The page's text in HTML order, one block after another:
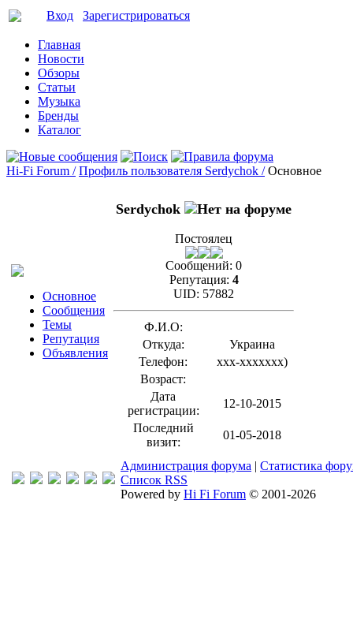
Вход Зарегистрироваться
Главная
Новости
Обзоры
Статьи
Музыка
Бренды
Каталог
Hi-Fi Forum / Профиль пользователя Serdychok / Основное
Основное
Сообщения
Темы
Репутация
Объявления
Serdychok
Постоялец
Сообщений: 0
Репутация: 4
UID: 57882
Ф.И.О:
Откуда:
Украина
Телефон:
xxx-xxxxxxx)
Возраст:
Дата
регистрации:
12-10-2015
Последний
визит:
01-05-2018
Администрация форума | Статистика
Список RSS
Powered by Hi Fi Forum © 2001-2026